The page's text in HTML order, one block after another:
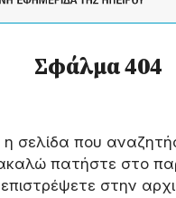
Σφάλμα 404
σελίδα που
πατήστε στο
στην